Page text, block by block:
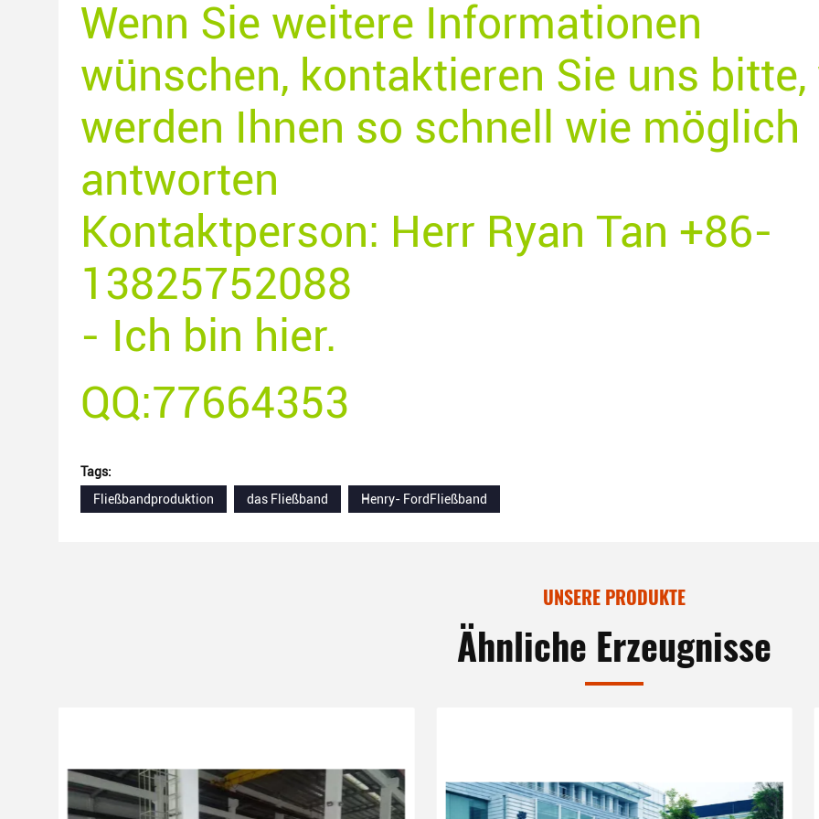
Wenn Sie weitere Informationen
wünschen, kontaktieren Sie uns
werden Ihnen so schnell wie möglich
antworten
Kontaktperson: Herr Ryan Tan +86-
13825752088
- Ich bin hier.
QQ:77664353
Tags:
Fließbandproduktion
das Fließband Henry- FordFließband
UNSERE PRODUKTE
Ähnliche Erzeugnisse